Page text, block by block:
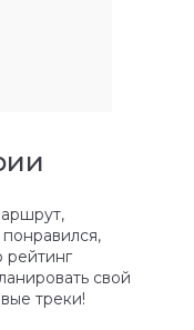
рейтинг
свой
треки!